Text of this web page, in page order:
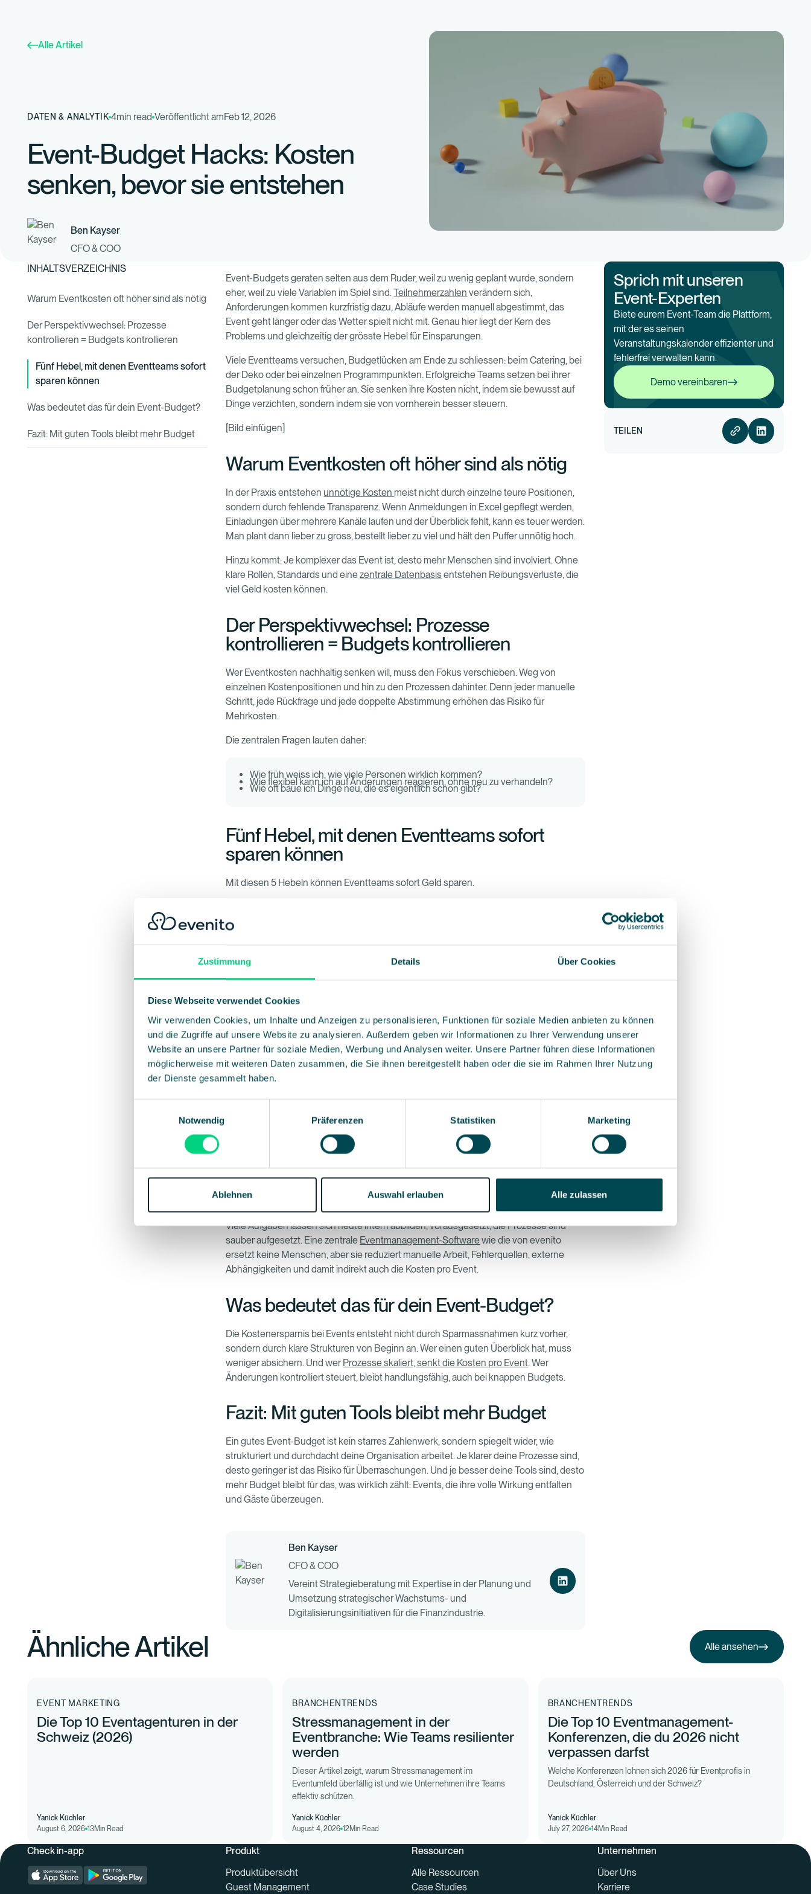
Zustimmung Details Über Cookies
Diese Webseite verwendet Cookies
Wir verwenden Cookies, um Inhalte und Anzeigen zu personalisieren, Funktionen für soziale Medien anbieten zu können
und die Zugriffe auf unsere Website zu analysieren. Außerdem geben wir Informationen zu Ihrer Verwendung unserer
Website an unsere Partner für soziale Medien, Werbung und Analysen weiter. Unsere Partner führen diese Informationen
möglicherweise mit weiteren Daten zusammen, die Sie ihnen bereitgestellt haben oder die sie im Rahmen Ihrer Nutzung
der Dienste gesammelt haben.
Notwendig
Präferenzen Statistiken Marketing
Ablehnen Auswahl erlauben Alle zulassen
Alle Artikel
DATEN & ANALYTIK 4min read Veröffentlicht amFeb 12, 2026
Event-Budget Hacks: Kosten
senken, bevor sie entstehen
Ben Kayser
CFO & COO
INHALTSVERZEICHNIS
Warum Eventkosten oft höher sind als nötig
Der Perspektivwechsel: Prozesse
kontrollieren = Budgets kontrollieren
Fünf Hebel, mit denen Eventteams sofort
sparen können
Was bedeutet das für dein Event-Budget?
Fazit: Mit guten Tools bleibt mehr Budget
Event-Budgets geraten selten aus dem Ruder, weil zu wenig geplant wurde, sondern
eher, weil zu viele Variablen im Spiel sind.Teilnehmerzahlen verändern sich,
Anforderungen kommen kurzfristig dazu, Abläufe werden manuell abgestimmt, das
Event geht länger oder das Wetter spielt nicht mit. Genau hier liegt der Kern des
Problems und gleichzeitig der grösste Hebel für Einsparungen.
Viele Eventteams versuchen, Budgetlücken am Ende zu schliessen: beim Catering, bei
der Deko oder bei einzelnen Programmpunkten. Erfolgreiche Teams setzen bei ihrer
Budgetplanung schon früher an. Sie senken ihre Kosten nicht, indem sie bewusst auf
Dinge verzichten, sondern indem sie von vornherein besser steuern.
[Bild einfügen]
Warum Eventkosten oft höher sind als nötig
In der Praxis entstehenunnötige Kosten meist nicht durch einzelne teure Positionen,
sondern durch fehlende Transparenz. Wenn Anmeldungen in Excel gepflegt werden,
Einladungen über mehrere Kanäle laufen und der Überblick fehlt, kann es teuer werden.
Man plant dann lieber zu gross, bestellt lieber zu viel und hält den Puffer unnötig hoch.
Hinzu kommt: Je komplexer das Event ist, desto mehr Menschen sind involviert. Ohne
klare Rollen, Standards und einezentrale Datenbasisentstehen Reibungsverluste, die
viel Geld kosten können.
Der Perspektivwechsel: Prozesse
kontrollieren = Budgets kontrollieren
Wer Eventkosten nachhaltig senken will, muss den Fokus verschieben. Weg von
einzelnen Kostenpositionen und hin zu den Prozessen dahinter. Denn jeder manuelle
Schritt, jede Rückfrage und jede doppelte Abstimmung erhöhen das Risiko für
Mehrkosten.
Die zentralen Fragen lauten daher:
Wie früh weiss ich, wie viele Personen wirklich kommen?
Wie flexibel kann ich auf Änderungen reagieren, ohne neu zu verhandeln?
Wie oft baue ich Dinge neu, die es eigentlich schon gibt?
Fünf Hebel, mit denen Eventteams sofort
sparen können
Mit diesen 5 Hebeln können Eventteams sofort Geld sparen.
Flexible Verträge, variable Cateringmodelle und modulare Technik- oder Raumkonzepte
reduzieren das Risiko, auf fixen Kosten sitzen zu bleiben.
2. Wiederholung systematisch nutzen
standardisierte Abläufe und wiederverwendbare Inhalte senken Aufwand und Kosten
pro Event deutlich, ebenso wie klare Rollen und Verantwortlichkeiten.
3. Zahl der Teilnehmenden aktiv steuern
Klare Anmeldefristen, Wartelisten, automatisierte Kommunikation sowie ein
transparentes An- und Abmeldeverfahren reduzieren No-Shows und damit unnötige
Ausgaben.
4. Arbeit dorthin verlagern, wo sie entsteht
undKontingente
direkt von den verantwortlichen Personen
fundierter getroffen.
5. Tools statt Zusatzdienstleister einsetzen
Viele Aufgaben lassen sich heute intern abbilden, vorausgesetzt, die Prozesse sind
sauber aufgesetzt. Eine zentrale Eventmanagement-Softwarewie die von evenito
ersetzt keine Menschen, aber sie reduziert manuelle Arbeit, Fehlerquellen, externe
Abhängigkeiten und damit indirekt auch die Kosten pro Event.
Was bedeutet das für dein Event-Budget?
Die Kostenersparnis bei Events entsteht nicht durch Sparmassnahmen kurz vorher,
sondern durch klare Strukturen von Beginn an. Wer einen guten Überblick hat, muss
weniger absichern. Und werProzesse skaliert, senkt die Kosten pro Event. Wer
Änderungen kontrolliert steuert, bleibt handlungsfähig, auch bei knappen Budgets.
Fazit: Mit guten Tools bleibt mehr Budget
Ein gutes Event-Budget ist kein starres Zahlenwerk, sondern spiegelt wider, wie
strukturiert und durchdacht deine Organisation arbeitet. Je klarer deine Prozesse sind,
desto geringer ist das Risiko für Überraschungen. Und je besser deine Tools sind, desto
mehr Budget bleibt für das, was wirklich zählt: Events, die ihre volle Wirkung entfalten
und Gäste überzeugen.
Ben Kayser
CFO & COO
Vereint Strategieberatung mit Expertise in der Planung und
Umsetzung strategischer Wachstums- und
Digitalisierungsinitiativen für die Finanzindustrie.
Sprich mit unseren
Event-Experten
Biete eurem Event-Team die Plattform,
mit der es seinen
Veranstaltungskalender effizienter und
fehlerfrei verwalten kann.
Demo vereinbaren
Demo vereinbaren
TEILEN
Ähnliche Artikel
Alle ansehen
Alle ansehen
EVENT MARKETING
Die Top 10 Eventagenturen in der
Schweiz (2026)
Yanick Küchler
August 6, 2026 13Min Read
BRANCHENTRENDS
Stressmanagement in der
Eventbranche: Wie Teams resilienter
werden
Dieser Artikel zeigt, warum Stressmanagement im
Eventumfeld überfällig ist und wie Unternehmen ihre Teams
effektiv schützen.
Yanick Küchler
August 4, 2026 12Min Read
BRANCHENTRENDS
Die Top 10 Eventmanagement-
Konferenzen, die du 2026 nicht
verpassen darfst
Welche Konferenzen lohnen sich 2026 für Eventprofis in
Deutschland, Österreich und der Schweiz?
Yanick Küchler
July 27, 2026 14Min Read
Check in-app
Produkt
Produktübersicht
Guest Management
Ressourcen
Alle Ressourcen
Case Studies
Unternehmen
Über Uns
Karriere